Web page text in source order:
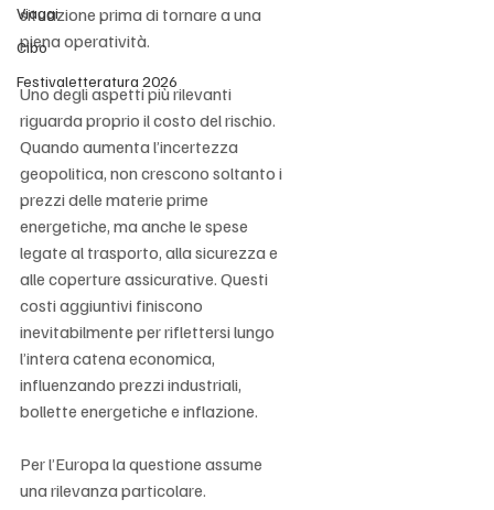
Viaggi
Cibo
Festivaletteratura 2026
situazione prima di tornare a una
piena operatività.
Uno degli aspetti più rilevanti
riguarda proprio il costo del rischio.
Quando aumenta l’incertezza
geopolitica, non crescono soltanto i
prezzi delle materie prime
energetiche, ma anche le spese
legate al trasporto, alla sicurezza e
alle coperture assicurative. Questi
costi aggiuntivi finiscono
inevitabilmente per riflettersi lungo
l’intera catena economica,
influenzando prezzi industriali,
bollette energetiche e inflazione.
Per l’Europa la questione assume
una rilevanza particolare.